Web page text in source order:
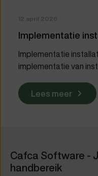
12 april 2026
Implementatie
Implementatie
implementatie van
Lees meer
Cafca Software -
handbereik